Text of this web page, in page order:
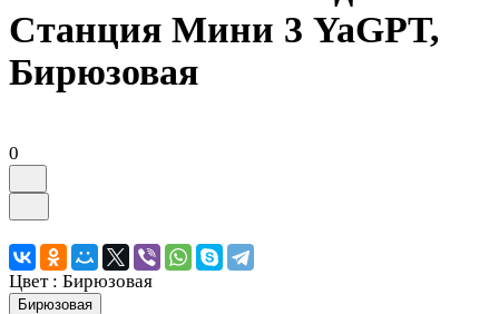
Станция Мини 3 YaGPT,
Бирюзовая
0
Цвет : Бирюзовая
Бирюзовая